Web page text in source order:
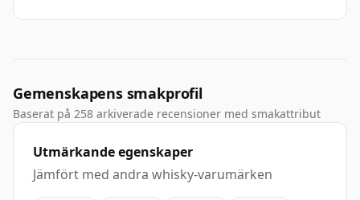
Gemenskapens smakprofil
Baserat på 258 arkiverade recensioner med smakattribut
Utmärkande egenskaper
Jämfört med andra whisky-varumärken